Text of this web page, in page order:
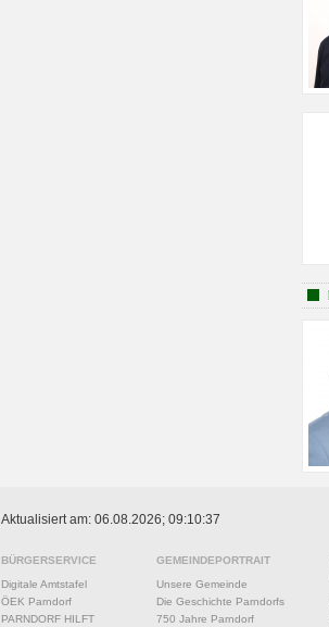
Aktualisiert am: 06.08.2026; 09:10:37
BÜRGERSERVICE
Digitale Amtstafel
ÖEK Parndorf
PARNDORF HILFT
GEMEINDEPORTRAIT
Unsere Gemeinde
Die Geschichte Parndorfs
750 Jahre Parndorf